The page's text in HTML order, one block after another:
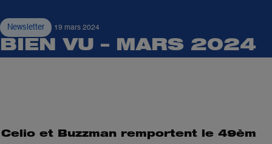
Newsletter 19 mars 2024
BIEN VU – MARS 2024
Celio et Buzzman remportent le 49èm